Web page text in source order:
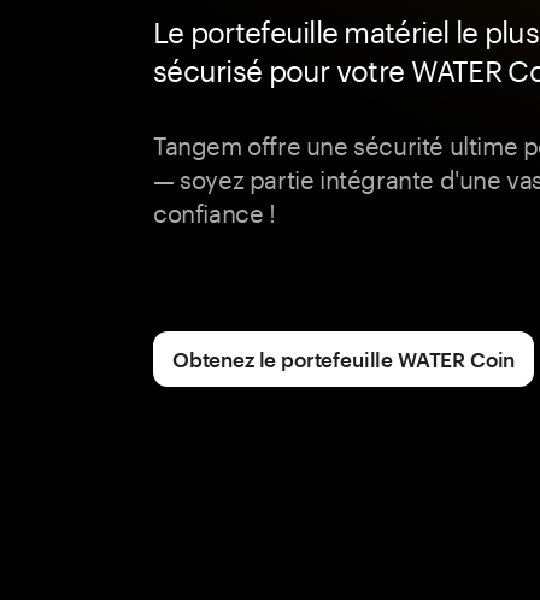
Le portefeuille matériel le plus
sécurisé pour votre WATER
Tangem offre une sécurité ultime
— soyez partie intégrante d'une
confiance !
Obtenez le portefeuille WATER Coin